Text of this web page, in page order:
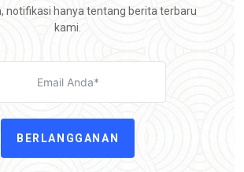
notifikasi hanya tentang berita terbaru
kami.
BERLANGGANAN